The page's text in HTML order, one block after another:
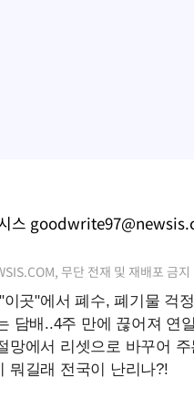
스
무단 전재 및 재배포 금지